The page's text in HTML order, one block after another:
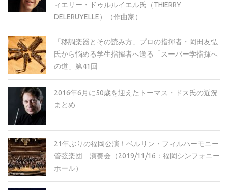
ィエリー・ドゥルルイエル氏（THIERRY
DELERUYELLE）（作曲家）
「移調楽器とその読み方」プロの指揮者・岡田友弘
氏から悩める学生指揮者へ送る「スーパー学指揮へ
の道」第41回
2016年6月に50歳を迎えたトーマス・ドス氏の近況
まとめ
21年ぶりの福岡公演！ベルリン・フィルハーモニー
管弦楽団 演奏会（2019/11/16：福岡シンフォニー
ホール）